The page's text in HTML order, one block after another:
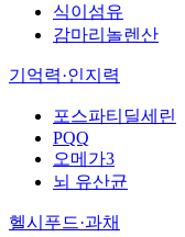
식이섬유
감마리놀렌산
기억력·인지력
포스파티딜세린
PQQ
오메가3
뇌 유산균
헬시푸드·과채